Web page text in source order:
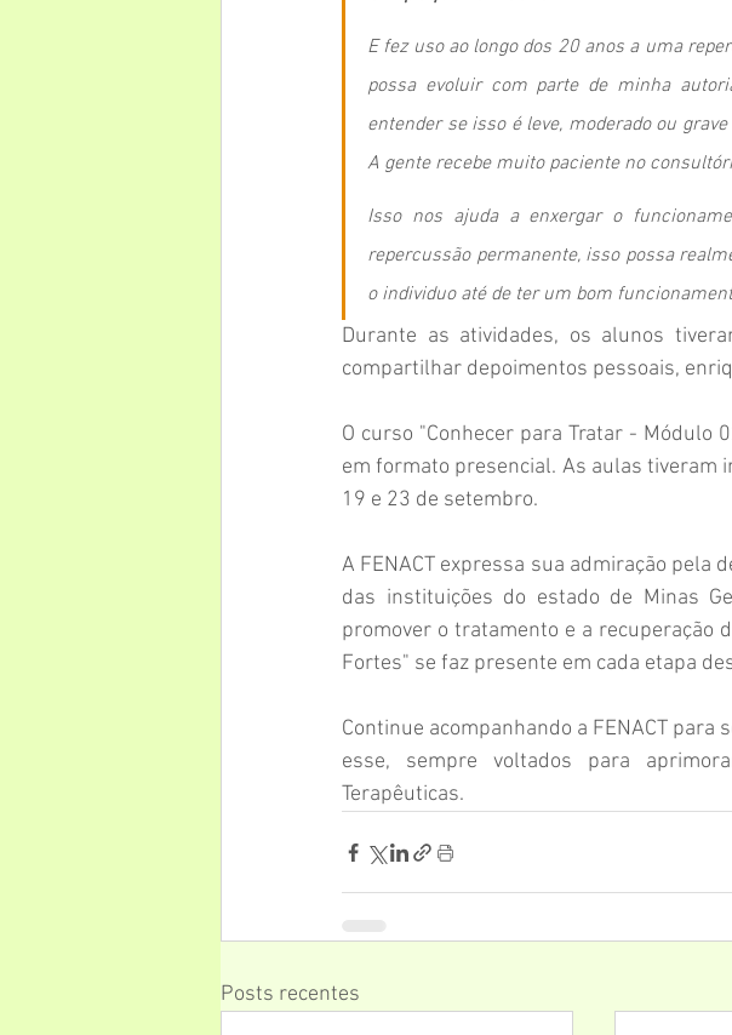
E fez uso ao longo dos 20 anos a uma
possa evoluir com parte de minha
entender se isso é leve, moderado ou
A gente recebe muito paciente no
Isso nos ajuda a enxergar o
repercussão permanente, isso possa
o individuo até de ter um bom
Durante as atividades, os alunos
compartilhar depoimentos pessoais,
O curso "Conhecer para Tratar - Módulo
em formato presencial. As aulas tiveram
19 e 23 de setembro.
A FENACT expressa sua admiração
das instituições do estado de Minas
promover o tratamento e a recuperação
Fortes" se faz presente em cada etapa
Continue acompanhando a FENACT
esse, sempre voltados para
Terapêuticas.
Posts recentes